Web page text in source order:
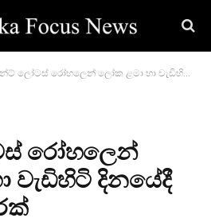
ලෝටස් රෝහලෙන් ලෝක ළමා හා වැඩිහිටි දිනයේදී සෞඛ්‍ය කඳවුරක්
රෝහලෙන්
වැඩිහිටි දිනයේදී